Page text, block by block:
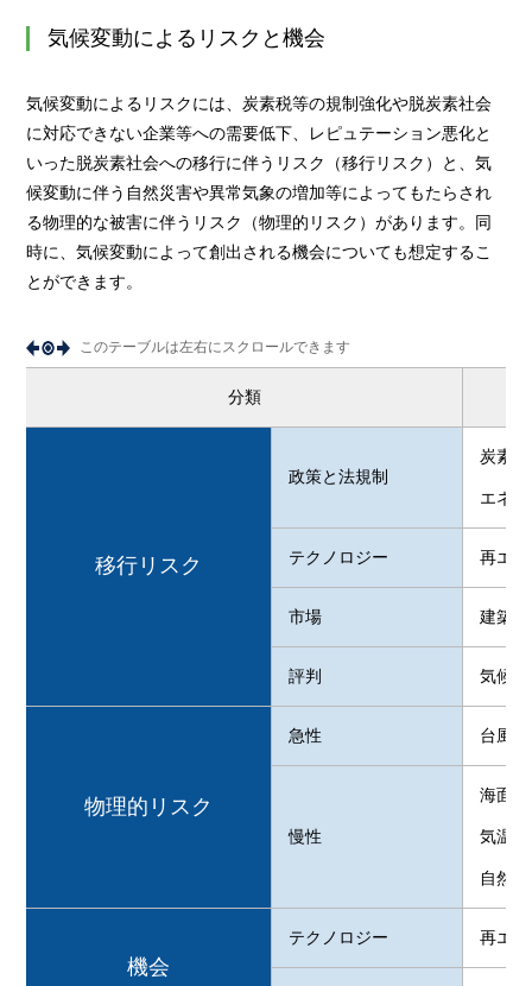
気候変動によるリスクと機会
気候変動によるリスクには、炭素税等の規制強化や脱炭素社会
に対応できない企業等への需要低下、レピュテーション悪化と
いった脱炭素社会への移行に伴うリスク（移行リスク）と、気
候変動に伴う自然災害や異常気象の増加等によってもたらされ
る物理的な被害に伴うリスク（物理的リスク）があります。同
時に、気候変動によって創出される機会についても想定するこ
とができます。
このテーブルは左右にスクロールできます
分類
移行リスク
政策と法規制
炭素
エネ
テクノロジー 再エ
市場 建築
評判 気候
物理的リスク
急性 台風
慢性
海面
気温
自然
機会
テクノロジー 再エ